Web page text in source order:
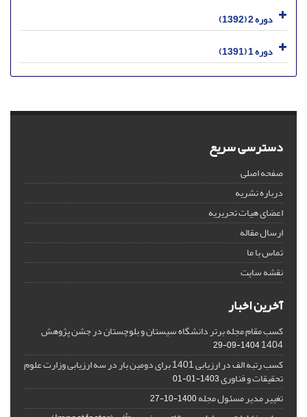
دوره 2 (1392)
دوره 1 (1391)
دسترسی سریع
صفحه اصلی
درباره نشریه
اعضای هیات تحریریه
ارسال مقاله
تماس با ما
نقشه سایت
آخرین اخبار
کسب مقام مجله برتر دانشگاه سیستان و بلوچستان در جشن پژوهش
1404
1404-09-29
کسب رتبه الف در ارزیابی 1401 برای دومین بار در سه ارزیابی وزارت علوم
تحقیقات و فناوری1403-01-01
تغییر مدیر مسئول مجله1400-10-27